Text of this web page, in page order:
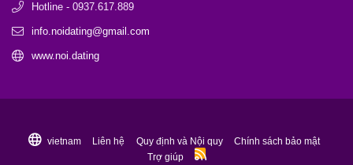
Hotline - 0937.617.889
info.noidating@gmail.com
www.noi.dating
vietnam Liên hệ Quy định và Nội quy
Chính sách bảo mật
Trợ giúp